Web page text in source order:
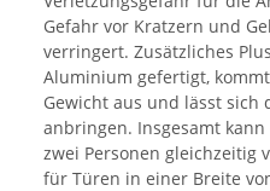
Gefahr vor Kratzern und
verringert. Zusätzliches
Aluminium gefertigt,
Gewicht aus und lässt sich
anbringen. Insgesamt
zwei Personen gleichzeitig
für Türen in einer Breite